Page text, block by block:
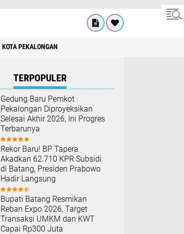
KOTA PEKALONGAN
TERPOPULER
Gedung Baru Pemkot
Pekalongan Diproyeksikan
Selesai Akhir 2026, Ini Progres
Terbarunya
Rekor Baru! BP Tapera
Akadkan 62.710 KPR Subsidi
di Batang, Presiden Prabowo
Hadir Langsung
Bupati Batang Resmikan
Reban Expo 2026, Target
Transaksi UMKM dan KWT
Capai Rp300 Juta